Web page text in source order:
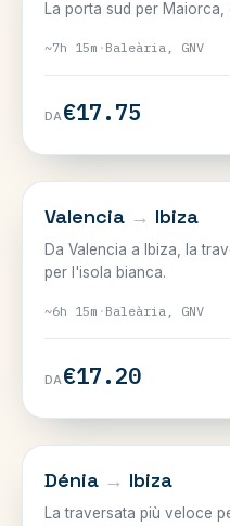
La porta sud per Maiorca,
~7h 15m · Baleària, GNV
DA€17.75
BALEARI
Valencia → Ibiza
Da Valencia a Ibiza, la
per l'isola bianca.
~6h 15m · Baleària, GNV
DA€17.20
BALEARI
Dénia → Ibiza
La traversata più veloce